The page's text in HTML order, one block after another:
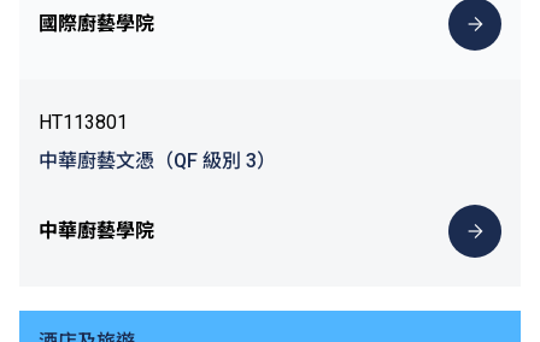
國際廚藝學院
HT113801
中華廚藝文憑（QF 級別 3）
中華廚藝學院